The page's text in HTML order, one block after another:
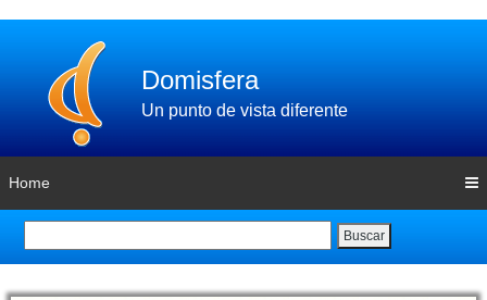
Domisfera
Un punto de vista diferente
Home
Buscar